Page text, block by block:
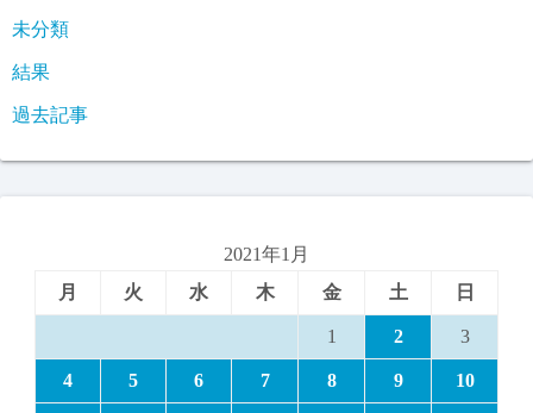
未分類
結果
過去記事
2021年1月
月
火 水 木 金 土 日
1 2 3
4 5 6 7 8 9 10